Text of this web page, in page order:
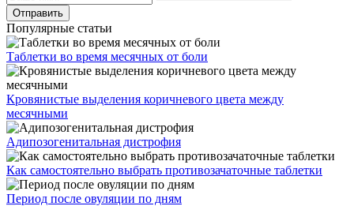
Популярные статьи
Таблетки во время месячных от боли
Кровянистые выделения коричневого цвета между
месячными
Адипозогенитальная дистрофия
Как самостоятельно выбрать противозачаточные таблетки
Период после овуляции по дням